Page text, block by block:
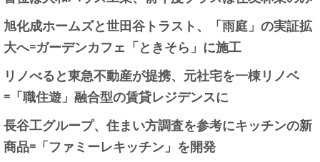
旭化成ホームズと世田谷トラスト、「雨庭」の実証拡
大へ=ガーデンカフェ「ときそら」に施工
リノべると東急不動産が提携、元社宅を一棟リノベ
=「職住遊」融合型の賃貸レジデンスに
長谷工グループ、住まい方調査を参考にキッチンの新
商品=「ファミーレキッチン」を開発